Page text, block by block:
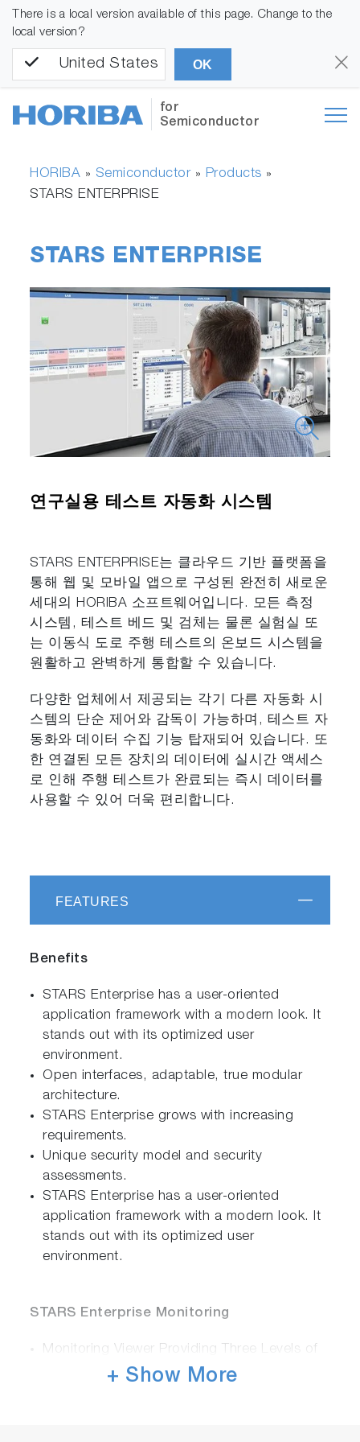
There is a local version available of this page. Change to the
local version?
United States OK
for
Semiconductor
HORIBA » Semiconductor» Products »
STARS ENTERPRISE
STARS ENTERPRISE
연구실용 테스트 자동화 시스템
STARS ENTERPRISE는 클라우드 기반 플랫폼을
통해 웹 및 모바일 앱으로 구성된 완전히 새로운
세대의 HORIBA 소프트웨어입니다. 모든 측정
시스템, 테스트 베드 및 검체는 물론 실험실 또
는 이동식 도로 주행 테스트의 온보드 시스템을
원활하고 완벽하게 통합할 수 있습니다. ​
​다양한 업체에서 제공되는 각기 다른 자동화 시
스템의 단순 제어와 감독이 가능하며, 테스트 자
동화와 데이터 수집 기능 탑재되어 있습니다. 또
한 연결된 모든 장치의 데이터에 실시간 액세스
로 인해 주행 테스트가 완료되는 즉시 데이터를
사용할 수 있어 더욱 편리합니다.
FEATURES
Benefits
STARS Enterprise has a user-oriented
application framework with a modern look. It
stands out with its optimized user
environment.
Open interfaces, adaptable, true modular
architecture.
STARS Enterprise grows with increasing
requirements.
Unique security model and security
assessments.
STARS Enterprise has a user-oriented
application framework with a modern look. It
stands out with its optimized user
environment.
STARS Enterprise Monitoring
Monitoring Viewer Providing Three Levels of
Detail: LAB, Device and Analyzer: STARS
+ Show More